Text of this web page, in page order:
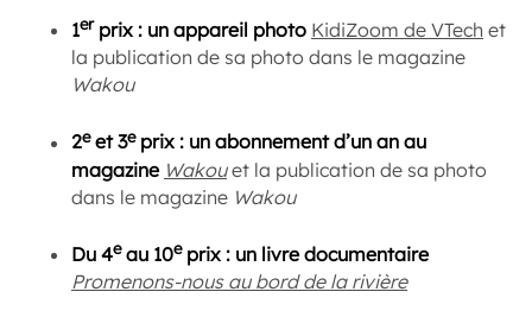
1erprix : un appareil photo KidiZoom de VTech et
la publication de sa photo dans le magazine
Wakou
2eet 3eprix : un abonnement d’un an au
magazine Wakouet la publication de sa photo
dans le magazine Wakou
Du 4eau 10eprix : un livre documentaire
Promenons-nous au bord de la rivière